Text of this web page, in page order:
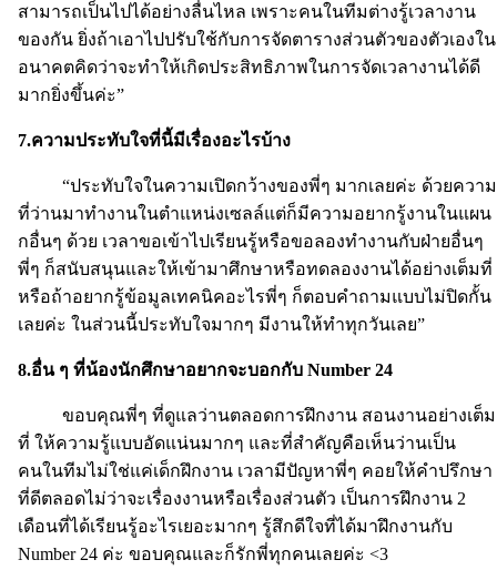
สามารถเป็นไปได้อย่างลื่นไหล เพราะคนในทีมต่างรู้เวลางาน
ของกัน ยิ่งถ้าเอาไปปรับใช้กับการจัดตารางส่วนตัวของตัวเองใน
อนาคตคิดว่าจะทำให้เกิดประสิทธิภาพในการจัดเวลางานได้ดี
มากยิ่งขึ้นค่ะ”
7.ความประทับใจที่นี้มีเรื่องอะไรบ้าง
“ประทับใจในความเปิดกว้างของพี่ๆ มากเลยค่ะ ด้วยความ
ที่ว่านมาทำงานในตำแหน่งเซลล์แต่ก็มีความอยากรู้งานในแผน
กอื่นๆ ด้วย เวลาขอเข้าไปเรียนรู้หรือขอลองทำงานกับฝ่ายอื่นๆ
พี่ๆ ก็สนับสนุนและให้เข้ามาศึกษาหรือทดลองงานได้อย่างเต็มที่
หรือถ้าอยากรู้ข้อมูลเทคนิคอะไรพี่ๆ ก็ตอบคำถามแบบไม่ปิดกั้น
เลยค่ะ ในส่วนนี้ประทับใจมากๆ มีงานให้ทำทุกวันเลย”
8.อื่น ๆ ที่น้องนักศึกษาอยากจะบอกกับ Number 24
ขอบคุณพี่ๆ ที่ดูแลว่านตลอดการฝึกงาน สอนงานอย่างเต็ม
ที่ ให้ความรู้แบบอัดแน่นมากๆ และที่สำคัญคือเห็นว่านเป็น
คนในทีมไม่ใช่แค่เด็กฝึกงาน เวลามีปัญหาพี่ๆ คอยให้คำปรึกษา
ที่ดีตลอดไม่ว่าจะเรื่องงานหรือเรื่องส่วนตัว เป็นการฝึกงาน 2
เดือนที่ได้เรียนรู้อะไรเยอะมากๆ รู้สึกดีใจที่ได้มาฝึกงานกับ
Number 24 ค่ะ ขอบคุณและก็รักพี่ทุกคนเลยค่ะ <3